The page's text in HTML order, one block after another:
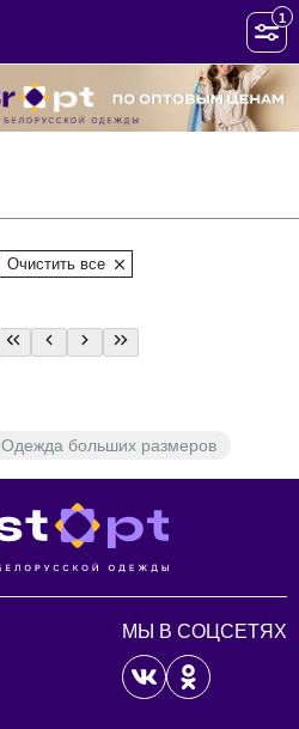
1
Очистить все
Одежда больших размеров
МЫ В СОЦСЕТЯХ